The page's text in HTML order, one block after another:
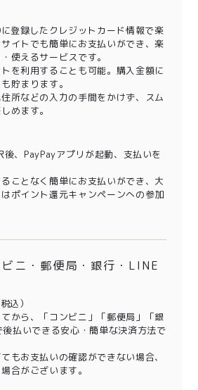
登録したクレジットカード情報で楽
イトでも簡単にお支払いができ、楽
使えるサービスです。
を利用することも可能。購入金額に
貯まります。
所などの入力の手間をかけず、スム
めます。
後、PayPayアプリが起動、支払いを
ことなく簡単にお支払いができ、大
ポイント還元キャンペーンへの参加
ニ・郵便局・銀行・LINE
込）
から、「コンビニ」「郵便局」「銀
払いできる安心・簡単な決済方法で
もお支払いの確認ができない場合、
合がございます。